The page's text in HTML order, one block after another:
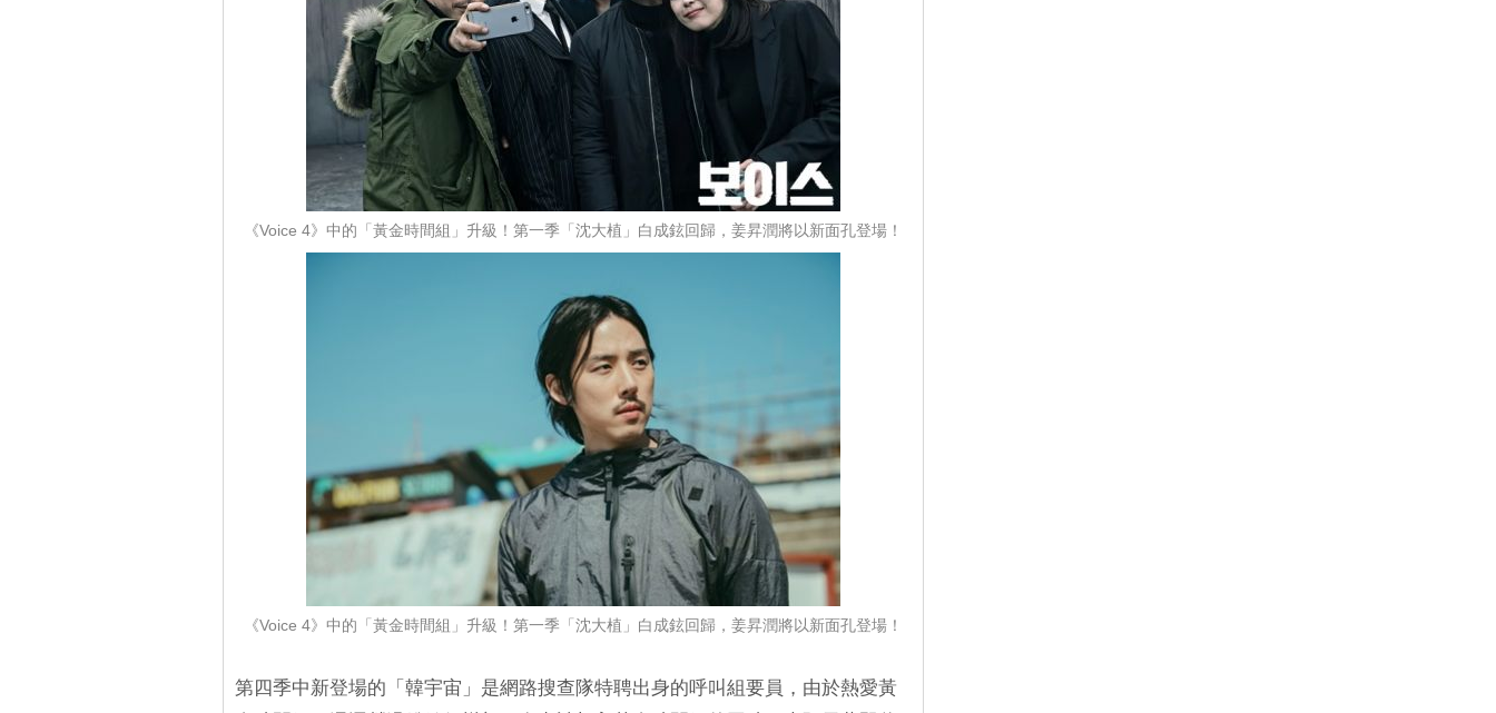
《Voice 4》中的「黃金時間組」升級！第一季「沈大植」白成鉉回歸，姜昇潤將以新面孔登場！
《Voice 4》中的「黃金時間組」升級！第一季「沈大植」白成鉉回歸，姜昇潤將以新面孔登場！
第四季中新登場的「韓宇宙」是網路搜查隊特聘出身的呼叫組要員，由於熱愛黃